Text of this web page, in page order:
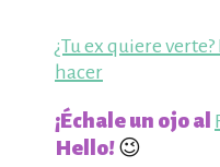
¿Tu ex quiere
hacer
¡Échale un ojo al
Hello! 😉